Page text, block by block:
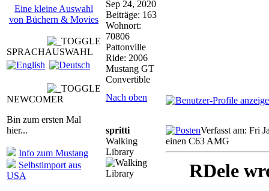
Eine kleine Auswahl
von Büchern & Movies
SPRACHAUSWAHL
NEWCOMER
Bin zum ersten Mal
hier...
Info zum Mustang
Selbstimport aus
USA
Sep 24, 2020
Beiträge: 163
Wohnort:
70806
Pattonville
Ride: 2006
Mustang GT
Convertible
Nach oben
spritti
Walking
Library
Verfasst am: Fri
einen C63 AMG
RDele